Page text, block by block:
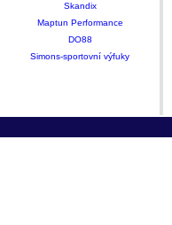
Skandix
Maptun Performance
DO88
Simons-sportovní výfuky